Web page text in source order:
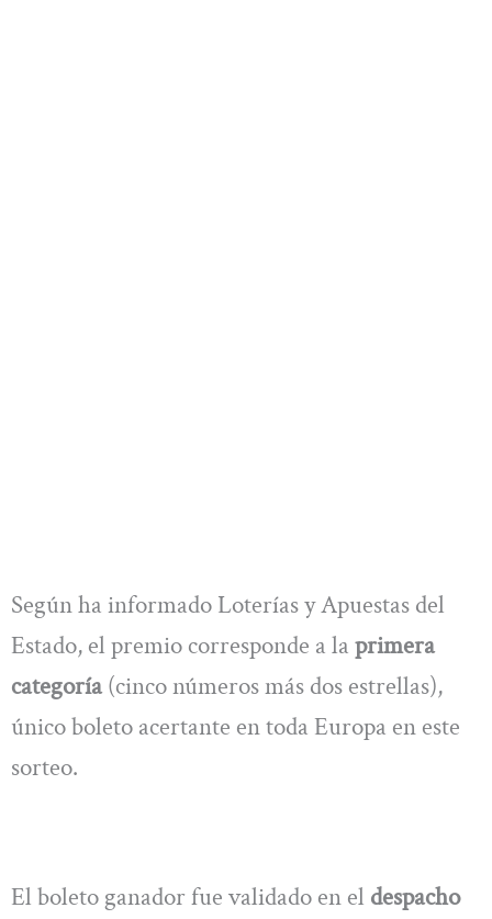
Según ha informado Loterías y Apuestas del
Estado, el premio corresponde a la primera
categoría(cinco números más dos estrellas),
único boleto acertante en toda Europa en este
sorteo.
El boleto ganador fue validado en el despacho